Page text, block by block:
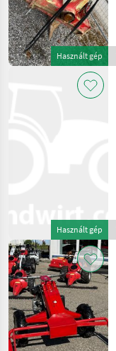
Használt gép
Használt gép